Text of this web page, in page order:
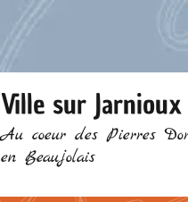
Ville sur Jarnioux
Au coeur des Pierres
en Beaujolais